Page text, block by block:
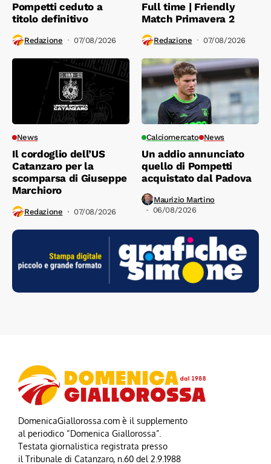
Pompetti ceduto a
titolo definitivo
Redazione 07/08/2026
Full time | Friendly
Match Primavera 2
Redazione 07/08/2026
News
Il cordoglio dell’US
Catanzaro per la
scomparsa di Giuseppe
Marchioro
Redazione 07/08/2026
Calciomercato News
Un addio annunciato
quello di Pompetti
acquistato dal Padova
Maurizio Martino
06/08/2026
DomenicaGiallorossa.com è il supplemento
al periodico “Domenica Giallorossa”.
Testata giornalistica registrata presso
il Tribunale di Catanzaro, n.60 del 2.9.1988